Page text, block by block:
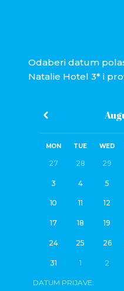
Odaberi datum
Natalie Hotel 3* i
MON TUE WED
27 28 29
3 4 5
10 11 12
17 18 19
24 25 26
31 1 2
DATUM PRIJAVE: